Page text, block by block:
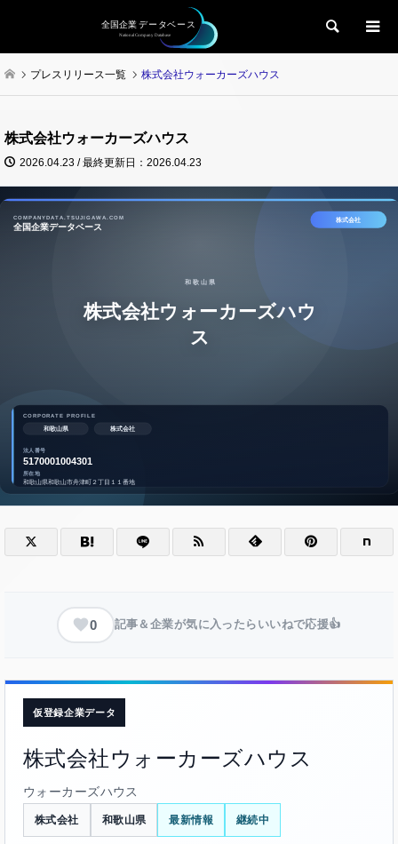
検索
プレスリリース一覧 株式会社ウォーカーズハウス
株式会社ウォーカーズハウス
2026.04.23 / 最終更新日：2026.04.23
0 記事＆企業が気に入ったらいいねで応援👍
仮登録企業データ
株式会社ウォーカーズハウス
ウォーカーズハウス
株式会社 和歌山県 最新情報 継続中